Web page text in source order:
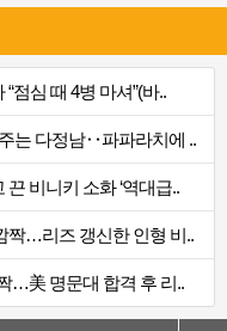
점심 때 4병 마셔”(바..
는 다정남‥파파라치에 ..
비니키 소화 ‘역대급..
짝…리즈 갱신한 인형 비..
…美 명문대 합격 후 리..